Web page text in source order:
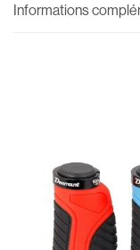
Informations